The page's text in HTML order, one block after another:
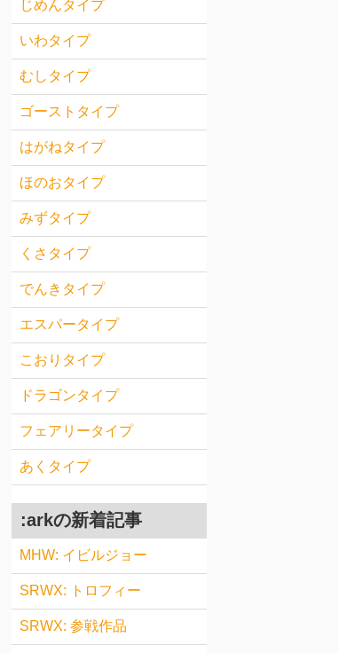
じめんタイプ
いわタイプ
むしタイプ
ゴーストタイプ
はがねタイプ
ほのおタイプ
みずタイプ
くさタイプ
でんきタイプ
エスパータイプ
こおりタイプ
ドラゴンタイプ
フェアリータイプ
あくタイプ
:arkの新着記事
MHW: イビルジョー
SRWX: トロフィー
SRWX: 参戦作品